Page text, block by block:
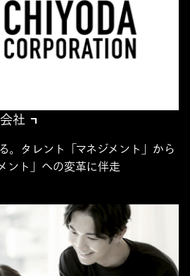
社
。タレント「マネジメント」から
ント」への変革に伴走